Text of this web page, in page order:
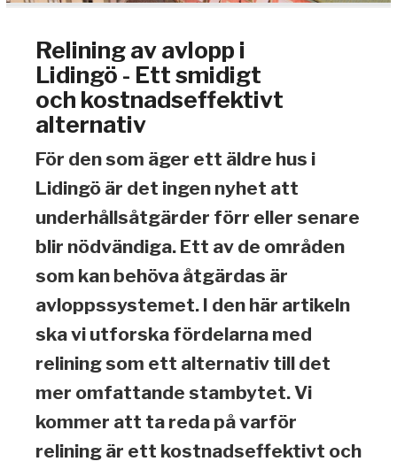
Relining av avlopp i
Lidingö - Ett smidigt
och kostnadseffektivt
alternativ
För den som äger ett äldre hus i
Lidingö är det ingen nyhet att
underhållsåtgärder förr eller senare
blir nödvändiga. Ett av de områden
som kan behöva åtgärdas är
avloppssystemet. I den här artikeln
ska vi utforska fördelarna med
relining som ett alternativ till det
mer omfattande stambytet. Vi
kommer att ta reda på varför
relining är ett kostnadseffektivt och